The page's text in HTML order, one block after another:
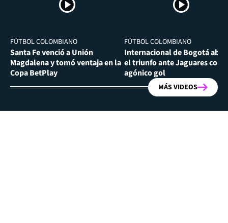
FÚTBOL COLOMBIANO
Santa Fe venció a Unión
Magdalena y tomó ventaja en la
Copa BetPlay
FÚTBOL COLOMBIANO
Internacional de Bogotá
el triunfo ante Jaguares con
agónico gol
MÁS VIDEOS